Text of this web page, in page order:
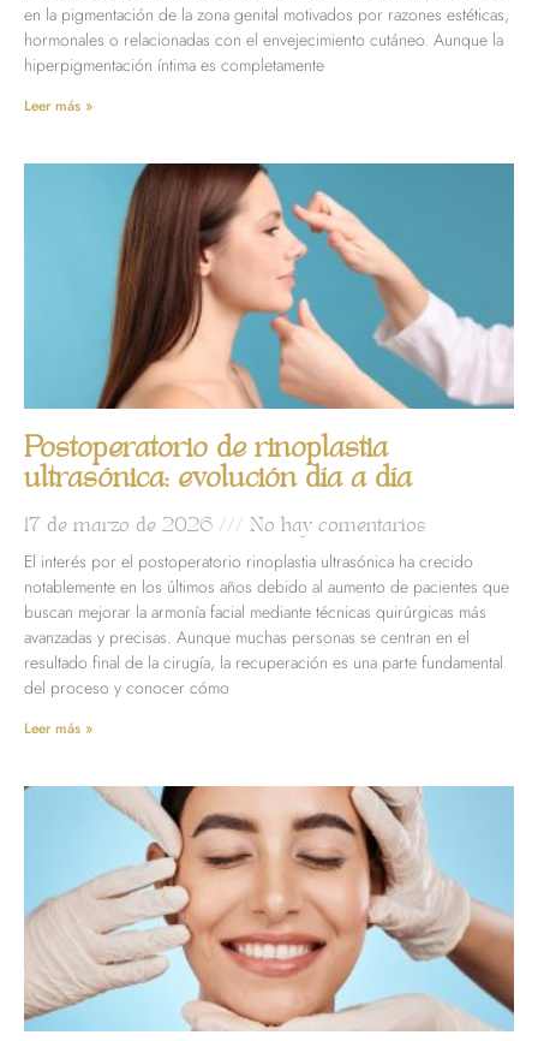
en la pigmentación de la zona genital motivados por razones estéticas,
hormonales o relacionadas con el envejecimiento cutáneo. Aunque la
hiperpigmentación íntima es completamente
Leer más »
Postoperatorio de rinoplastia
ultrasónica: evolución día a día
17 de marzo de 2026 No hay comentarios
El interés por el postoperatorio rinoplastia ultrasónica ha crecido
notablemente en los últimos años debido al aumento de pacientes que
buscan mejorar la armonía facial mediante técnicas quirúrgicas más
avanzadas y precisas. Aunque muchas personas se centran en el
resultado final de la cirugía, la recuperación es una parte fundamental
del proceso y conocer cómo
Leer más »